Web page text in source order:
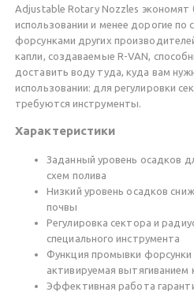
Adjustable Rotary Nozzles
использовании и менее дорогие
форсунками других
капли, создаваемые R-VAN,
доставить воду туда, куда вам
использовании: для регулировки
требуются инструменты.
Характеристики
Заданный уровень осадков
схем полива
Низкий уровень осадков
почвы
Регулировка сектора и
специального инструмента
Функция промывки форсунки
активируемая вытягиванием
Эффективная работа